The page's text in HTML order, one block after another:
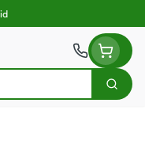
Zoek